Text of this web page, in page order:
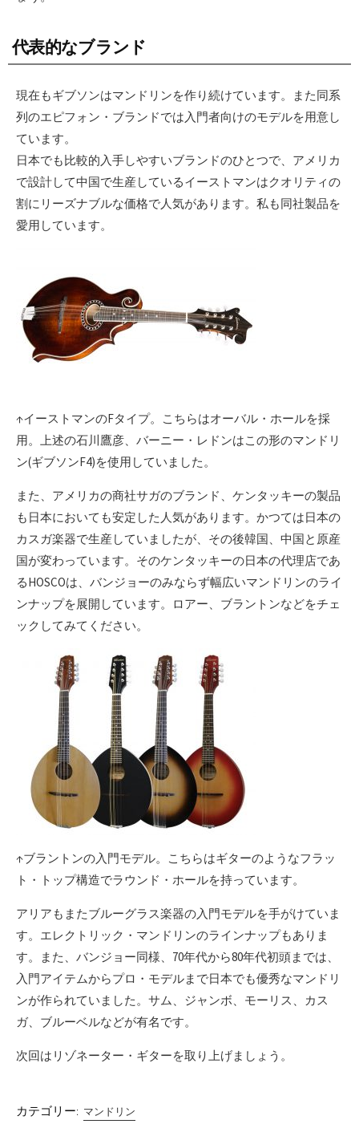
代表的なブランド
現在もギブソンはマンドリンを作り続けています。また同系
列のエピフォン・ブランドでは入門者向けのモデルを用意し
ています。
日本でも比較的入手しやすいブランドのひとつで、アメリカ
で設計して中国で生産しているイーストマンはクオリティの
割にリーズナブルな価格で人気があります。私も同社製品を
愛用しています。
↑イーストマンのFタイプ。こちらはオーバル・ホールを採
用。上述の石川鷹彦、バーニー・レドンはこの形のマンドリ
ン(ギブソンF4)を使用していました。
また、アメリカの商社サガのブランド、ケンタッキーの製品
も日本においても安定した人気があります。かつては日本の
カスガ楽器で生産していましたが、その後韓国、中国と原産
国が変わっています。そのケンタッキーの日本の代理店であ
るHOSCOは、バンジョーのみならず幅広いマンドリンのライ
ンナップを展開しています。ロアー、ブラントンなどをチェ
ックしてみてください。
↑ブラントンの入門モデル。こちらはギターのようなフラッ
ト・トップ構造でラウンド・ホールを持っています。
アリアもまたブルーグラス楽器の入門モデルを手がけていま
す。エレクトリック・マンドリンのラインナップもありま
す。また、バンジョー同様、70年代から80年代初頭までは、
入門アイテムからプロ・モデルまで日本でも優秀なマンドリ
ンが作られていました。サム、ジャンボ、モーリス、カス
ガ、ブルーベルなどが有名です。
次回はリゾネーター・ギターを取り上げましょう。
カテゴリー: マンドリン